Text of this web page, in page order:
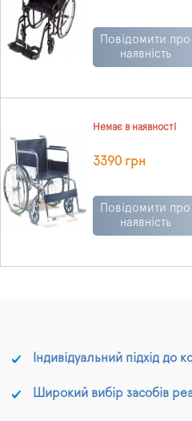
Повідомити про
наявність
Немає в наявності
3390 грн
Повідомити про
наявність
Індивідуальний підхід до
Широкий вибір засобів